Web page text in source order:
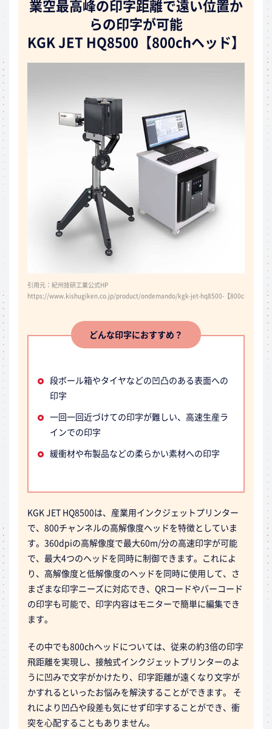
業空最高峰の印字距離で遠い位置か
らの印字が可能
KGK JET HQ8500【800chヘッド】
引用元：紀州技研工業公式HP
https://www.kishugiken.co.jp/product/ondemando/kgk-jet-hq8500-【800chヘッド
どんな印字におすすめ？
段ボール箱やタイヤなどの凹凸のある表面への
印字
一回一回近づけての印字が難しい、高速生産ラ
インでの印字
緩衝材や布製品などの柔らかい素材への印字
KGK JET HQ8500は、産業用インクジェットプリンター
で、800チャンネルの高解像度ヘッドを特徴としていま
す。360dpiの高解像度で最大60m/分の高速印字が可能
で、最大4つのヘッドを同時に制御できます。これによ
り、高解像度と低解像度のヘッドを同時に使用して、さ
まざまな印字ニーズに対応でき、QRコードやバーコード
の印字も可能で、印字内容はモニターで簡単に編集でき
ます。
その中でも800chヘッドについては、従来の約3倍の印字
飛距離を実現し、接触式インクジェットプリンターのよ
うに凹みで文字がかけたり、印字距離が遠くなり文字が
かすれるといったお悩みを解決することができます。 そ
れにより凹凸や段差も気にせず印字することができ、衝
突を心配することもありません。